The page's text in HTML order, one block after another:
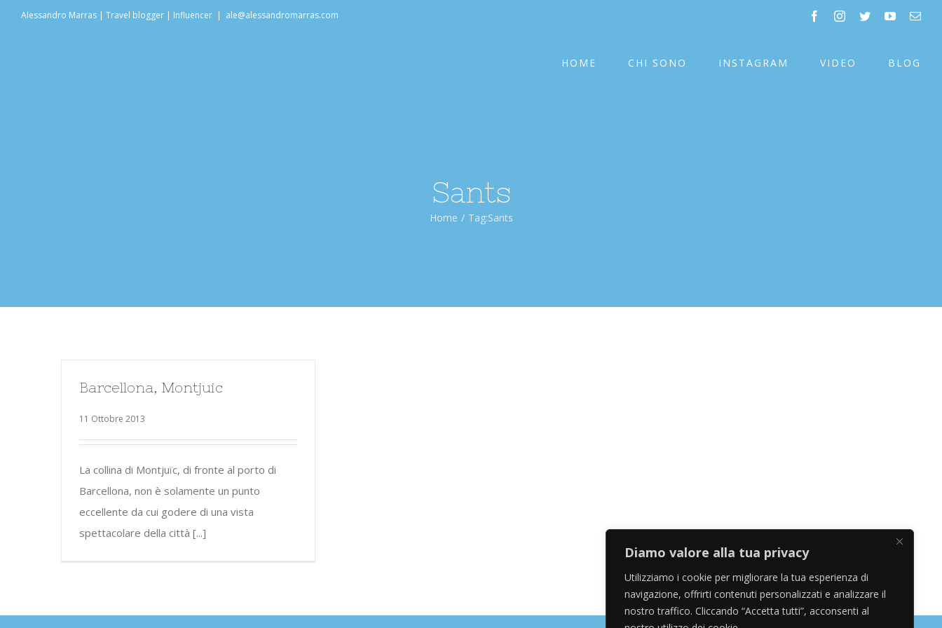
Diamo valore alla tua privacy
Utilizziamo i cookie per migliorare la tua esperienza di
navigazione, offrirti contenuti personalizzati e analizzare il
nostro traffico. Cliccando “Accetta tutti”, acconsenti al
Alessandro Marras | Travel blogger | Influencer | ale@alessandromarras.com facebookinstagram
twitteryoutube
HOME CHI SONO INSTAGRAM VIDEO BLOG
Sants
Home / Tag:Sants
Barcellona, Montjuic
11 Ottobre 2013
La collina di Montjuïc, di fronte al porto di
Barcellona, non è solamente un punto
eccellente da cui godere di una vista
spettacolare della città [...]